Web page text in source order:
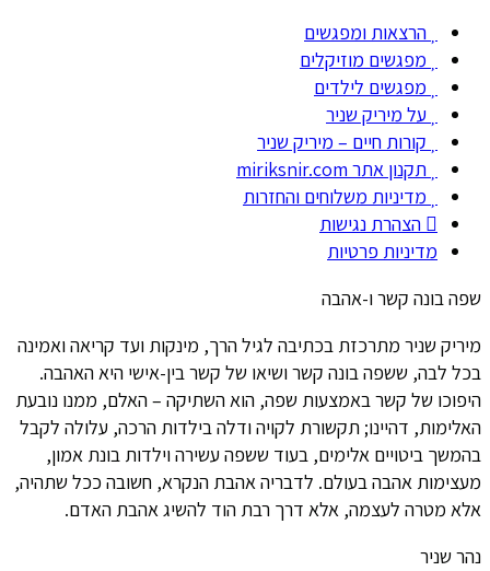
הרצאות ומפגשים
מפגשים מוזיקלים
מפגשים לילדים
על מיריק שניר
קורות חיים – מיריק שניר
תקנון אתר miriksnir.com
מדיניות משלוחים והחזרות
הצהרת נגישות
מדיניות פרטיות
שפה בונה קשר ו-אהבה
מיריק שניר מתרכזת בכתיבה לגיל הרך, מינקות ועד קריאה ואמינה
בכל לבה, ששפה בונה קשר ושיאו של קשר בין-אישי היא האהבה.
היפוכו של קשר באמצעות שפה, הוא השתיקה – האלם, ממנו נובעת
האלימות, דהיינו; תקשורת לקויה ודלה בילדות הרכה, עלולה לקבל
בהמשך ביטויים אלימים, בעוד ששפה עשירה וילדות בונת אמון,
מעצימות אהבה בעולם. לדבריה אהבת הנקרא, חשובה ככל שתהיה,
אלא מטרה לעצמה, אלא דרך רבת הוד להשיג אהבת האדם.
נהר שניר